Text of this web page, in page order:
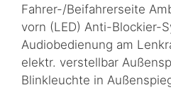
Fahrer-/Beifahrerseite
vorn (LED) Anti-Blockier-
Audiobedienung am
elektr. verstellbar
Blinkleuchte in